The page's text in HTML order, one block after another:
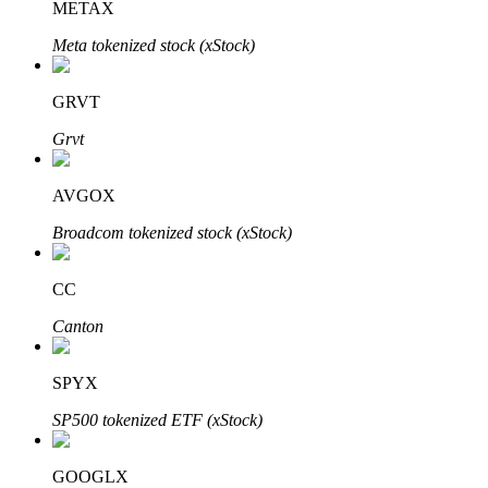
Blokady BTR
Ekskluzywne inwestycje dla posiadaczy BTR
Pożyczki
METAX
Meta tokenized stock (xStock)
GRVT
Grvt
AVGOX
Broadcom tokenized stock (xStock)
CC
Canton
SPYX
SP500 tokenized ETF (xStock)
GOOGLX